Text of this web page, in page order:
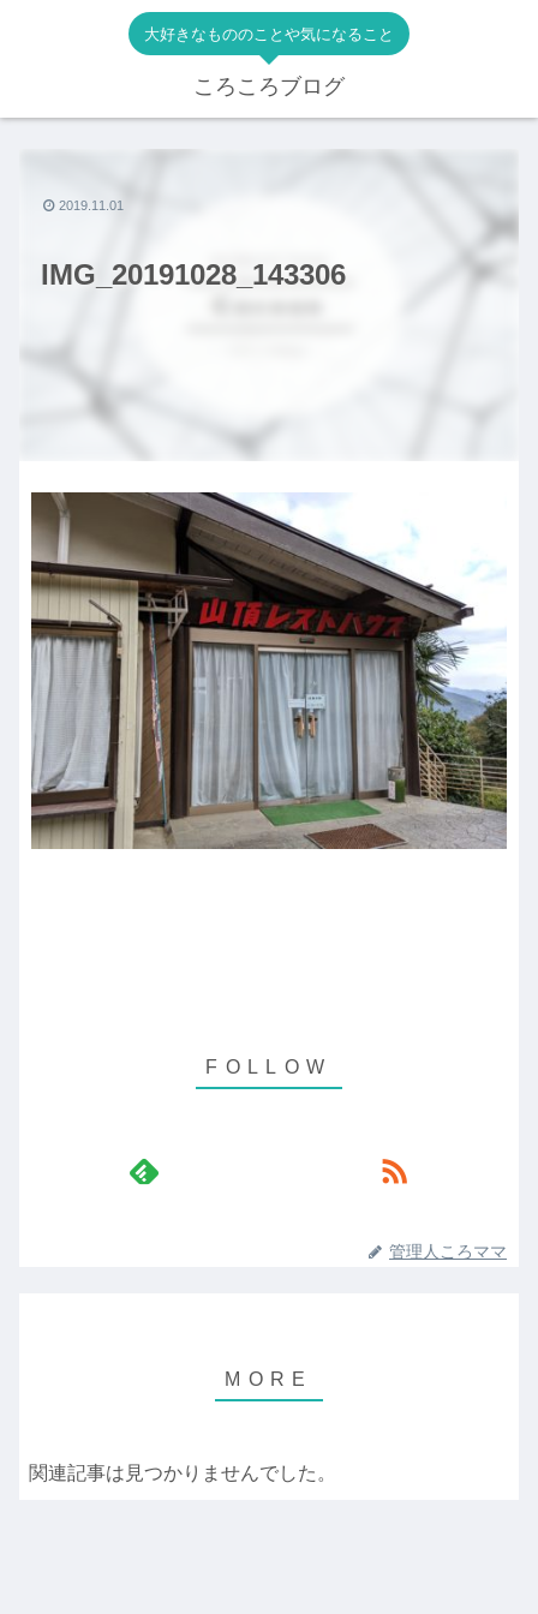
大好きなもののことや気になること
ころころブログ
IMG_20191028_143306
2019.11.01
管理人ころママ
関連記事は見つかりませんでした。